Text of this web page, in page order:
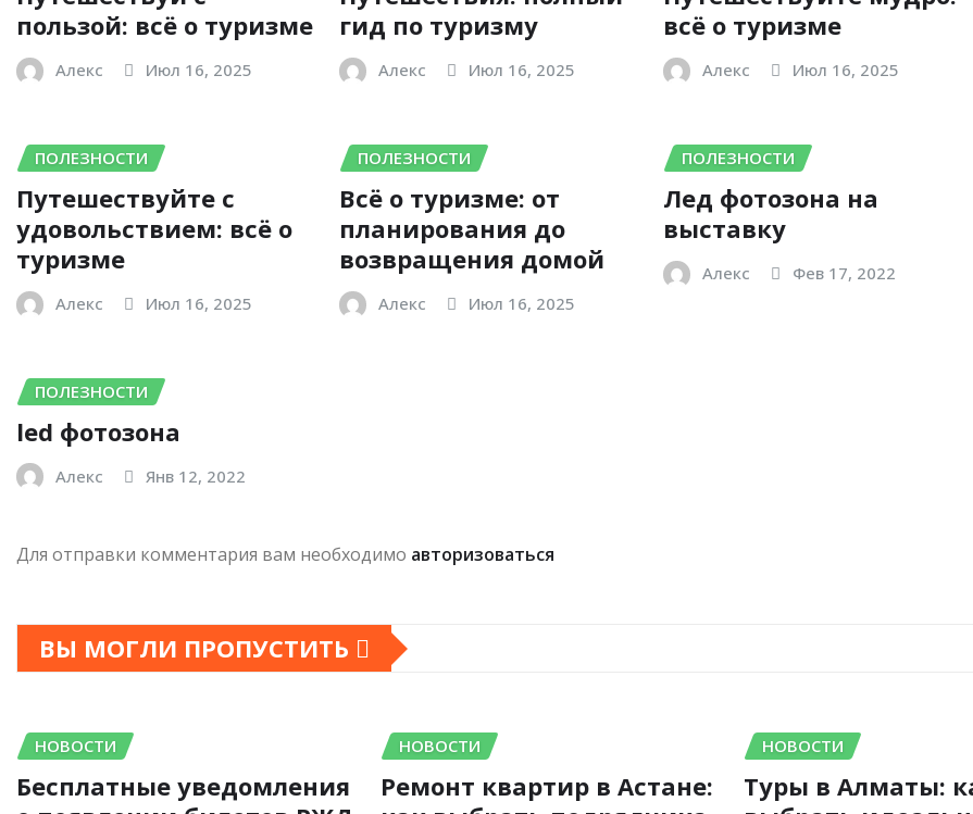
пользой: всё о туризме
Алекс Июл 16, 2025
гид по туризму
Алекс Июл 16, 2025
всё о туризме
Алекс Июл 16, 2025
ПОЛЕЗНОСТИ
Путешествуйте с
удовольствием: всё о
туризме
Алекс Июл 16, 2025
ПОЛЕЗНОСТИ
Всё о туризме: от
планирования до
возвращения домой
Алекс Июл 16, 2025
ПОЛЕЗНОСТИ
Лед фотозона на
выставку
Алекс Фев 17, 2022
ПОЛЕЗНОСТИ
led фотозона
Алекс Янв 12, 2022
Для отправки комментария вам необходимо авторизоваться
ВЫ МОГЛИ ПРОПУСТИТЬ
НОВОСТИ
Бесплатные уведомления
НОВОСТИ
Ремонт квартир в Астане:
НОВОСТИ
Туры в Алматы: